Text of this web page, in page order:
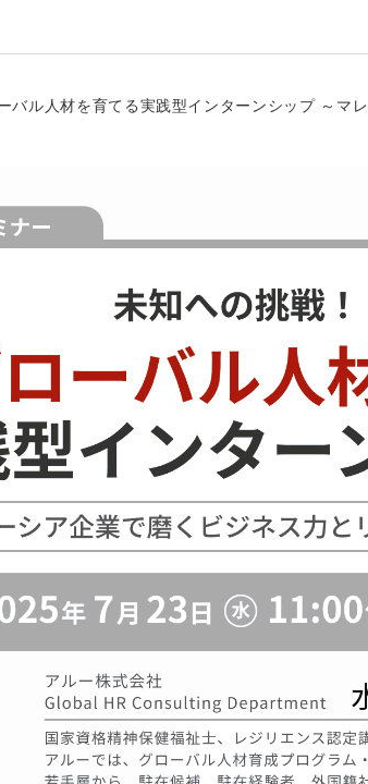
ル人材を育てる実践型インターンシップ ～マ